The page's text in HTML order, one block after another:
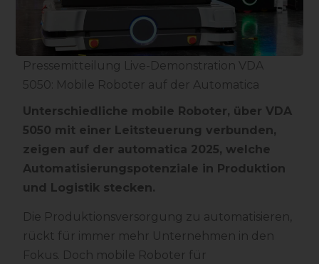
Pressemitteilung Live-Demonstration VDA
5050: Mobile Roboter auf der Automatica
Unterschiedliche mobile Roboter, über VDA
5050 mit einer Leitsteuerung verbunden,
zeigen auf der automatica 2025, welche
Automatisierungspotenziale in Produktion
und Logistik stecken.
Die Produktionsversorgung zu automatisieren,
rückt für immer mehr Unternehmen in den
Fokus. Doch mobile Roboter für